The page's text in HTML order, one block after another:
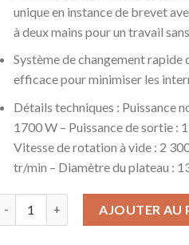
unique en instance de brevet
à deux mains pour un travail
Système de changement rapide
efficace pour minimiser les
Détails techniques : Puissance
1700 W – Puissance de sortie :
Vitesse de rotation à vide : 2
tr/min – Diamètre du plateau :
AJOUTER AU